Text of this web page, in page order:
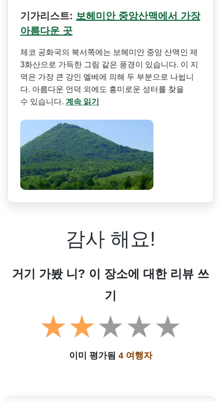
기가리스트: 보헤미안 중앙산맥에서 가장
아름다운 곳
체코 공화국의 북서쪽에는 보헤미안 중앙 산맥인 제
3화산으로 가득한 그림 같은 풍경이 있습니다. 이 지
역은 가장 큰 강인 엘베에 의해 두 부분으로 나뉩니
다. 아름다운 언덕 외에도 흥미로운 성터를 찾을
수 있습니다. 계속 읽기
감사 해요!
거기 가봤 니? 이 장소에 대한 리뷰 쓰
기
이미 평가됨 4 여행자